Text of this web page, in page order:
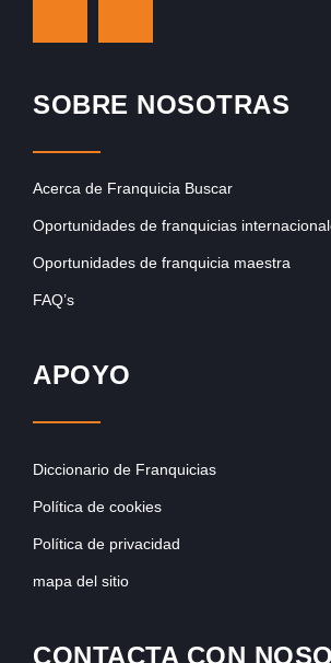
SOBRE NOSOTRAS
Acerca de Franquicia Buscar
Oportunidades de franquicias
Oportunidades de franquicia maestra
FAQ’s
APOYO
Diccionario de Franquicias
Política de cookies
Política de privacidad
mapa del sitio
CONTACTA CON